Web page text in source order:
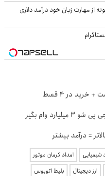
از مهارت زبان خود درآمد دلاری
وام بگیر
= درآمد بیشتر
شیمیایی
امداد کرمان موتور
ارز دیجیتال بلیط اتوبوس